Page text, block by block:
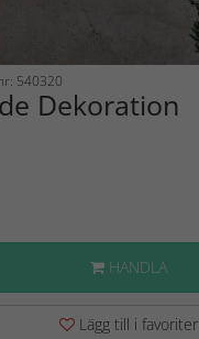
540320
Dekoration
HANDLA
Lägg till i favoriter